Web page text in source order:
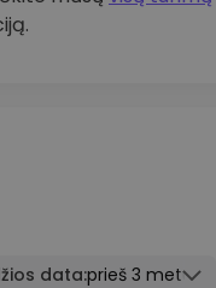
data:prieš 3 metus